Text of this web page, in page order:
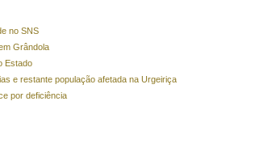
no SNS
Grândola
Estado
e restante população afetada na Urgeiriça
por deficiência